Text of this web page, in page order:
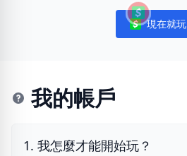
Notifications
現在就玩
我的帳戶
1. 我怎麼才能開始玩？